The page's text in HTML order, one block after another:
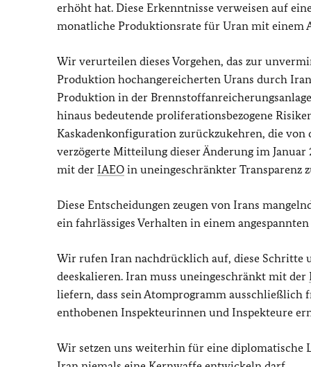
erhöht hat. Diese Erkenntnisse verweisen auf
monatliche Produktionsrate für Uran mit einem
Wir verurteilen dieses Vorgehen, das zur
Produktion hochangereicherten Urans durch
Produktion in der
hinaus bedeutende proliferationsbezogene
Kaskadenkonfiguration zurückzukehren, die von
verzögerte Mitteilung dieser Änderung im
mit der IAEO in uneingeschränkter Transparenz
Diese Entscheidungen zeugen von Irans
ein fahrlässiges Verhalten in einem
Wir rufen Iran nachdrücklich auf, diese Schritte
deeskalieren. Iran muss uneingeschränkt mit der
liefern, dass sein Atomprogramm ausschließlich
enthobenen Inspekteurinnen und Inspekteure
Wir setzen uns weiterhin für eine diplomatische